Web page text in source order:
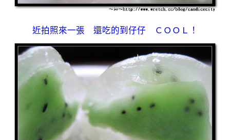
近拍照來一張 還吃的到仔仔 ＣＯＯＬ！